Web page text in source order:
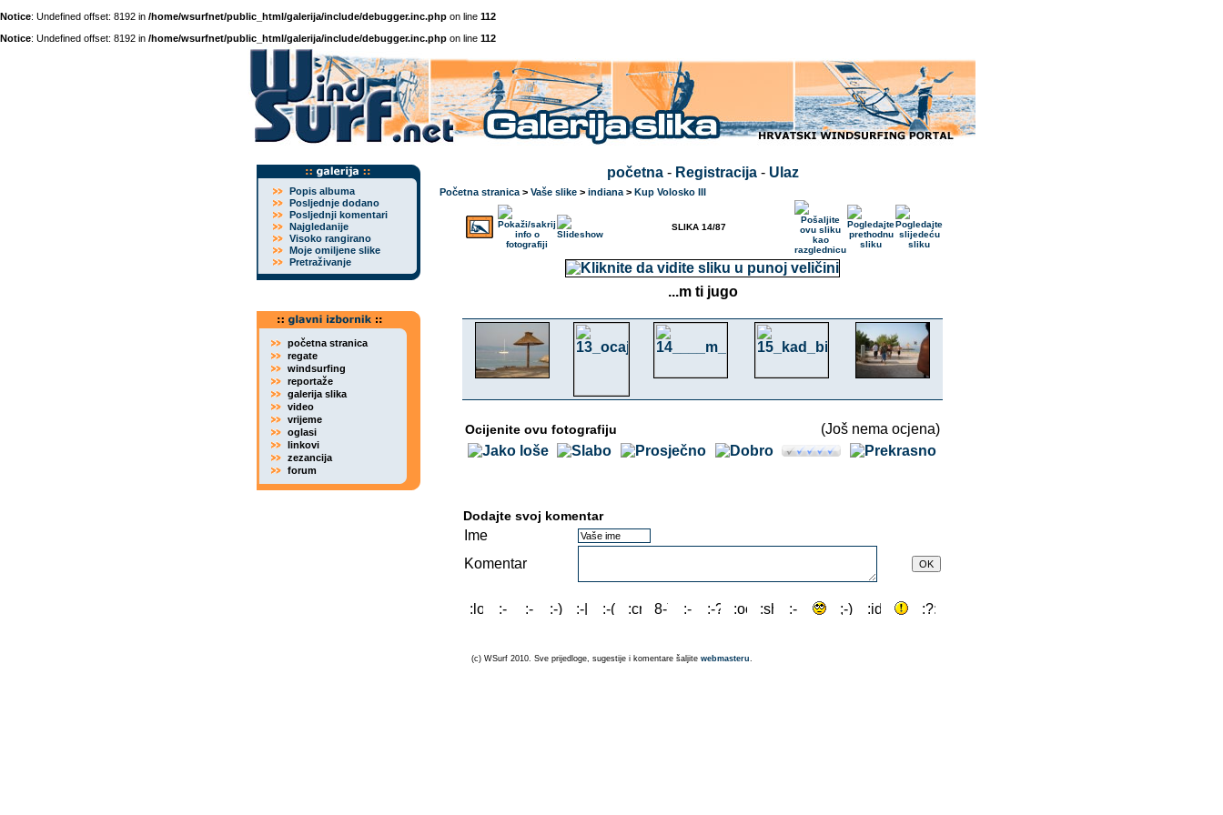
Notice: Undefined offset: 8192 in /home/wsurfnet/public_html/galerija/include/debugger.inc.php on line 112
Notice: Undefined offset: 8192 in /home/wsurfnet/public_html/galerija/include/debugger.inc.php on line 112
Popis albuma
Posljednje dodano
Posljednji komentari
Najgledanije
Visoko rangirano
Moje omiljene slike
Pretraživanje
početna stranica
regate
windsurfing
reportaže
galerija slika
video
vrijeme
oglasi
linkovi
zezancija
forum
početna- Registracija- Ulaz
Početna stranica > Vaše slike > indiana > Kup Volosko III
SLIKA 14/87
...m ti jugo
Ocijenite ovu fotografiju (Još nema ocjena)
Dodajte svoj komentar
Ime
Komentar
(c) WSurf 2010. Sve prijedloge, sugestije i komentare šaljite webmasteru